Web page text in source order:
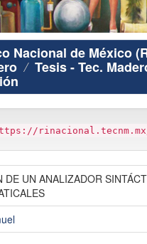
de México
Tesis - Tec.
DE UN ANALIZADOR